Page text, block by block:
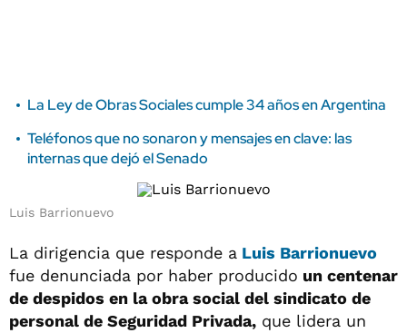
La Ley de Obras Sociales cumple 34 años en Argentina
Teléfonos que no sonaron y mensajes en clave: las
internas que dejó el Senado
Luis Barrionuevo
La dirigencia que responde a Luis Barrionuevo
fue denunciada por haber producido un centenar
de despidos en la obra social del sindicato de
personal de Seguridad Privada, que lidera un